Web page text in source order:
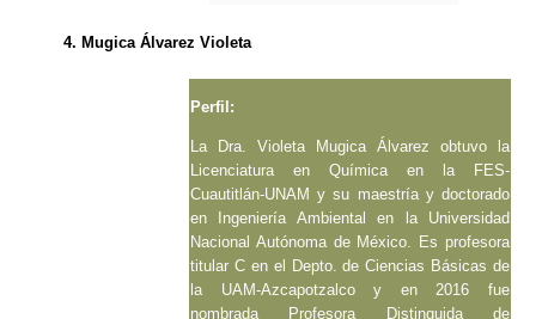
4. Mugica Álvarez Violeta
Perfil:
La Dra. Violeta Mugica Álvarez obtuvo la
Licenciatura en Química en la FES-
Cuautitlán-UNAM y su maestría y doctorado
en Ingeniería Ambiental en la Universidad
Nacional Autónoma de México. Es profesora
titular C en el Depto. de Ciencias Básicas de
la UAM-Azcapotzalco y en 2016 fue
nombrada Profesora Distinguida de